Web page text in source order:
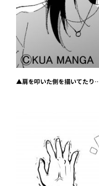
▲肩を叩いた側を描いてたり